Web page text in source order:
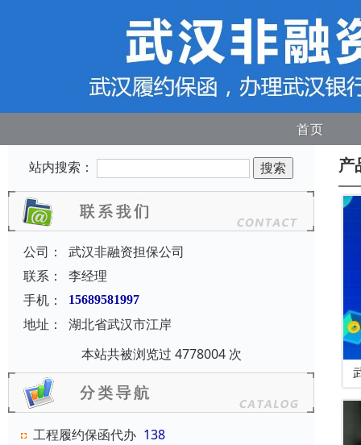
首页
站内搜索：
公司：
武汉非融资担保公司
联系：
李经理
手机：
15689581997
地址：
湖北省武汉市江岸
本站共被浏览过 4778004 次
工程履约保函代办 138
产